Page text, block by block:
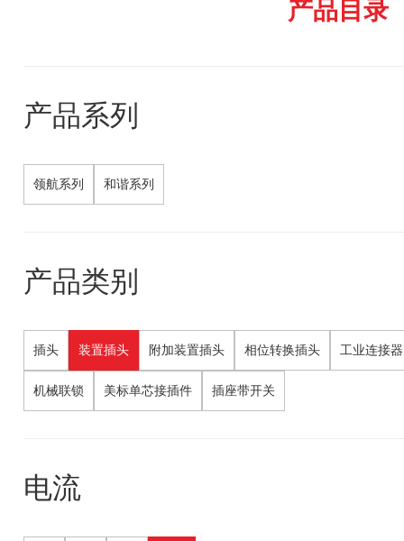
产品目录
产品系列
领航系列 和谐系列
产品类别
插头 装置插头 附加装置插头 相位转换插头 工业连接器
机械联锁 美标单芯接插件 插座带开关
电流